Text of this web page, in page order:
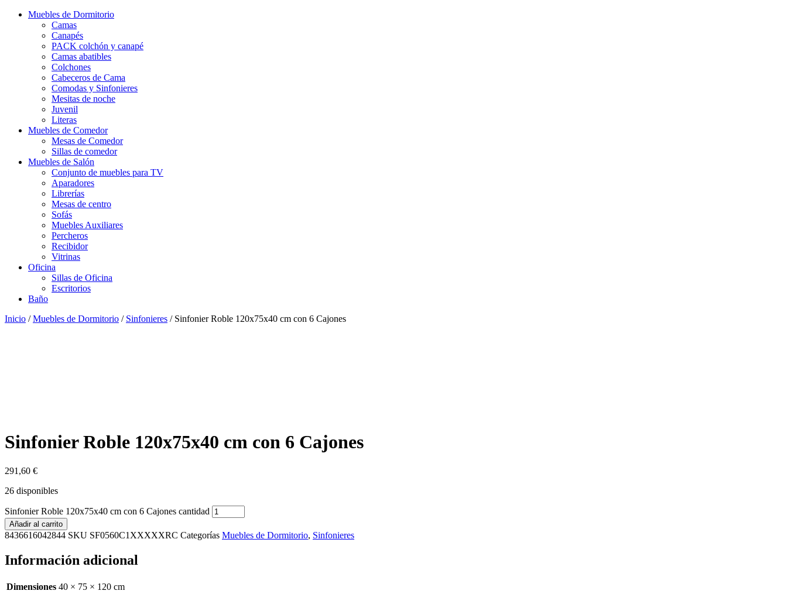
Muebles de Dormitorio
Camas
Canapés
PACK colchón y canapé
Camas abatibles
Colchones
Cabeceros de Cama
Comodas y Sinfonieres
Mesitas de noche
Juvenil
Literas
Muebles de Comedor
Mesas de Comedor
Sillas de comedor
Muebles de Salón
Conjunto de muebles para TV
Aparadores
Librerías
Mesas de centro
Sofás
Muebles Auxiliares
Percheros
Recibidor
Vitrinas
Oficina
Sillas de Oficina
Escritorios
Baño
Inicio /Muebles de Dormitorio / Sinfonieres / Sinfonier Roble 120x75x40 cm con 6 Cajones
Sinfonier Roble 120x75x40 cm con 6 Cajones
291,60 €
26 disponibles
Sinfonier Roble 120x75x40 cm con 6 Cajones cantidad
Añadir al carrito
8436616042844 SKU SF0560C1XXXXXRC Categorías Muebles de Dormitorio, Sinfonieres
Información adicional
Dimensiones 40 × 75 × 120 cm